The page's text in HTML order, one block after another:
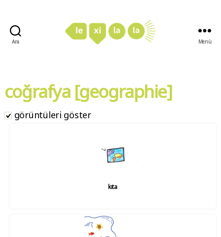
Ara Menü
coğrafya [geographie]
görüntüleri göster
kıta